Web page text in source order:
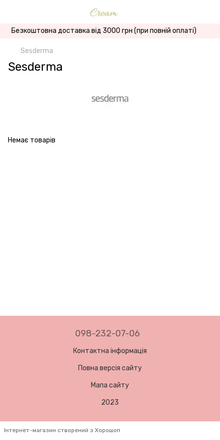
Безкоштовна доставка від 3000 грн (при повній оплаті)
Sesderma
Sesderma
Немає товарів
098-232-07-06
Контактна інформація
Повна версія сайту
Мапа сайту
2023
Інтернет-магазин створений з Хорошоп